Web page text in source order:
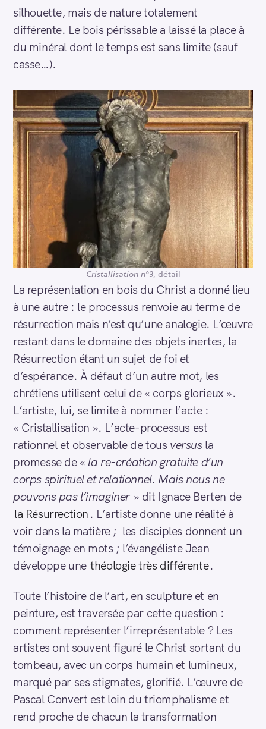
silhouette, mais de nature totalement
différente. Le bois périssable a laissé la place à
du minéral dont le temps est sans limite (sauf
casse…).
Cristallisation n°3, détail
La représentation en bois du Christ a donné lieu
à une autre : le processus renvoie au terme de
résurrection mais n’est qu’une analogie. L’œuvre
restant dans le domaine des objets inertes, la
Résurrection étant un sujet de foi et
d’espérance. À défaut d’un autre mot, les
chrétiens utilisent celui de « corps glorieux ».
L’artiste, lui, se limite à nommer l’acte :
« Cristallisation ». L’acte-processus est
rationnel et observable de tous versusla
promesse de « la re-création gratuite d’un
corps spirituel et relationnel. Mais nous ne
pouvons pas l’imaginer » dit Ignace Berten de
la Résurrection . L’artiste donne une réalité à
voir dans la matière ; les disciples donnent un
témoignage en mots ; l’évangéliste Jean
développe une théologie très différente.
Toute l’histoire de l’art, en sculpture et en
peinture, est traversée par cette question :
comment représenter l’irreprésentable ? Les
artistes ont souvent figuré le Christ sortant du
tombeau, avec un corps humain et lumineux,
marqué par ses stigmates, glorifié. L’œuvre de
Pascal Convert est loin du triomphalisme et
rend proche de chacun la transformation